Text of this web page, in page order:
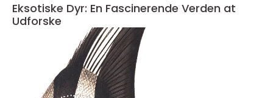
Eksotiske Dyr: En Fascinerende Verden at
Udforske